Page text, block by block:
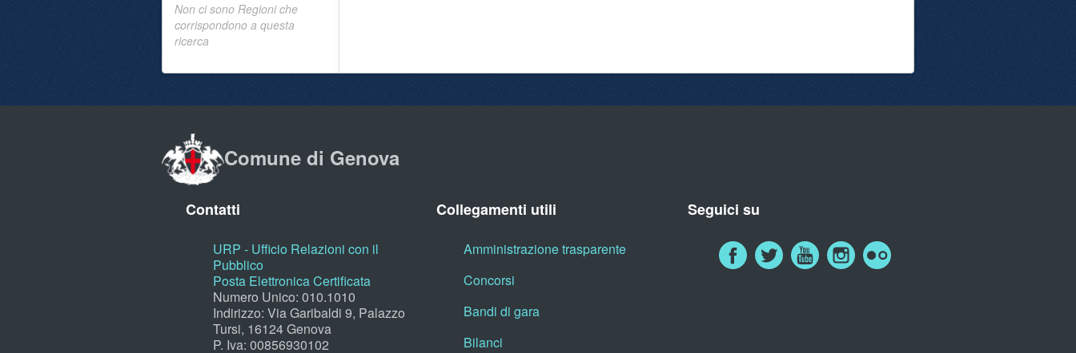
Non ci sono Regioni che
corrispondono a questa
ricerca
Comune di Genova
Contatti
URP - Ufficio Relazioni con il
Pubblico
Posta Elettronica Certificata
Numero Unico: 010.1010
Indirizzo: Via Garibaldi 9, Palazzo
Tursi, 16124 Genova
P. Iva: 00856930102
Collegamenti utili
Amministrazione trasparente
Concorsi
Bandi di gara
Bilanci
Seguici su